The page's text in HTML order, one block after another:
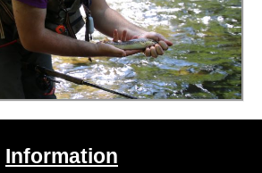
Information